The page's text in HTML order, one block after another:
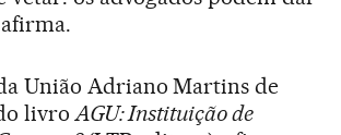
afirma.
União Adriano Martins de
livro AGU: Instituição de